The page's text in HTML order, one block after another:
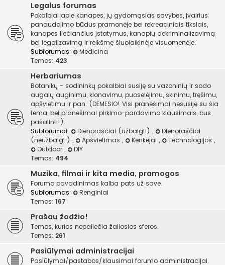
Legalus forumas
Pokalbiai apie kanapes, jų gydomąsias savybes, įvairius
panaudojimo būdus pramonėje bei rekreaciniais tikslais,
kanapes liečiančius įstatymus, kanapių dekriminalizavimą
bei legalizavimą ir reikšmę šiuolaikinėje visuomenėje.
Subforumas:
Medicina
Temos: 423
Herbariumas
Botanikų - sodininkų pokalbiai susiję su vazoninių ir sodo
augalų auginimu, klonavimu, puoselėjimu, skinimu, tręšimu,
apšvietimu ir pan. (DĖMESIO! Visi pranešimai nesusiję su šia
tema, bei pranešimai pirkimo-pardavimo klausimais, bus
pašalinti!).
Subforumai:
Dienoraščiai (užbaigti) ,
Dienoraščiai
(neužbaigti) , Apšvietimas , Kenkėjai , Technologijos ,
Outdoor ,
DIY
Temos: 494
Muzika, filmai ir kita media, pramogos
Forumo pavadinimas kalba pats už save.
Subforumas:
Renginiai
Temos: 167
Prašau žodžio!
Temos, kurios nepaliečia žaliosios sferos.
Temos: 261
Pasiūlymai administracijai
Pasiūlymai/pastabos/klausimai forumo administracijai.